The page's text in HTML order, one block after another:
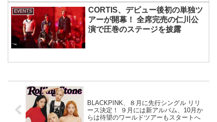
EVENTS
CORTIS、デビュー後初の単独ツ
アーが開幕！ 全席完売の仁川公
演で圧巻のステージを披露
BLACKPINK、８月に先行シングル リリ
ース決定！ ９月には新アルバム、10月か
らは待望のワールドツアーもスタートへ